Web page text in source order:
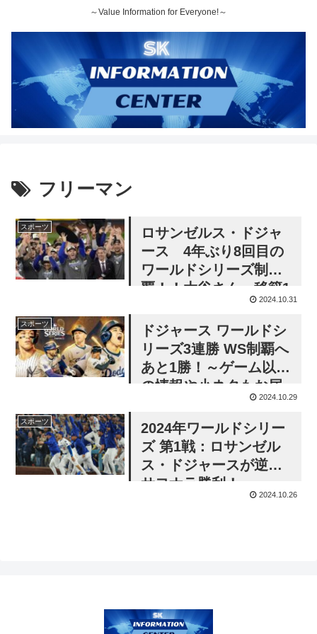
～Value Information for Everyone!～
フリーマン
スポーツ
ロサンゼルス・ドジャ
ース 4年ぶり8回目の
ワールドシリーズ制
覇！！大谷さん、移籍1
年目での快挙 MVPは
フレディさん！
2024.10.31
スポーツ
ドジャース ワールドシ
リーズ3連勝 WS制覇へ
あと1勝！～ゲーム以外
の情報や小ネタもお届
2024.10.29
スポーツ
2024年ワールドシリー
ズ 第1戦：ロサンゼル
ス・ドジャースが逆転
サヨナラ勝利！
2024.10.26